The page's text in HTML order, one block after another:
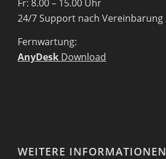
Fr: 8.00 – 15.00 Uhr
24/7 Support nach Vereinbarung
Fernwartung:
AnyDesk Download
WEITERE INFORMATIONEN